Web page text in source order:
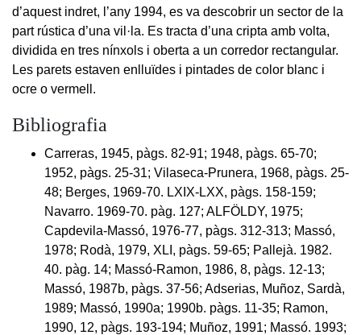
d’aquest indret, l’any 1994, es va descobrir un sector de la
part rústica d’una vil·la. Es tracta d’una cripta amb volta,
dividida en tres nínxols i oberta a un corredor rectangular.
Les parets estaven enlluïdes i pintades de color blanc i
ocre o vermell.
Bibliografia
Carreras, 1945, pàgs. 82-91; 1948, pàgs. 65-70;
1952, pàgs. 25-31; Vilaseca-Prunera, 1968, pàgs. 25-
48; Berges, 1969-70. LXIX-LXX, pàgs. 158-159;
Navarro. 1969-70. pàg. 127; ALFÖLDY, 1975;
Capdevila-Massó, 1976-77, pàgs. 312-313; Massó,
1978; Rodà, 1979, XLI, pàgs. 59-65; Pallejà. 1982.
40. pàg. 14; Massó-Ramon, 1986, 8, pàgs. 12-13;
Massó, 1987b, pàgs. 37-56; Adserias, Muñoz, Sardà,
1989; Massó, 1990a; 1990b. pàgs. 11-35; Ramon,
1990, 12, pàgs. 193-194; Muñoz, 1991; Massó. 1993;